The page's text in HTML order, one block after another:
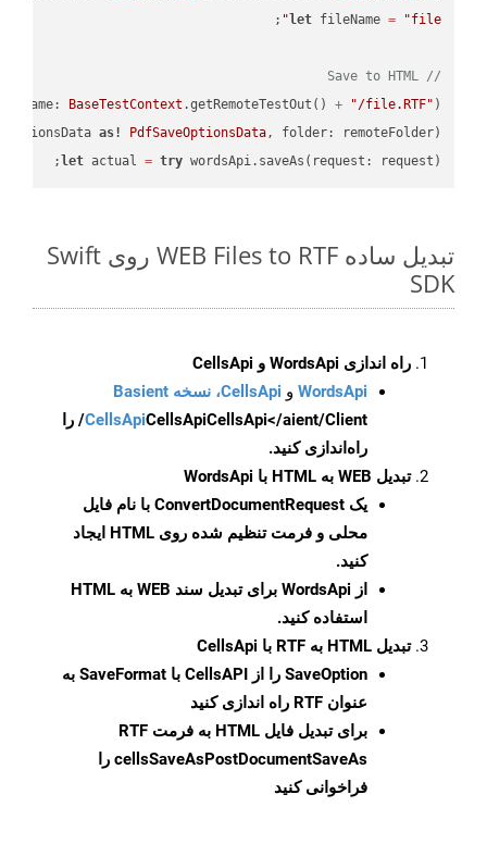
let fileName = "file"
// Save to HTML
BaseTestContext .getRemoteTestOut() + "/file.RTF" );
as! PdfSaveOptionsData, folder: remoteFolder);
let actual = try wordsApi.saveAs(request: request);
تبدیل ساده WEB Files to RTF روی Swift
SDK
راه اندازی WordsApi و CellsApi
WordsApi و CellsApi، نسخه Basient
CellsApiCellsApi
CellsApi</aient/Client/ را
راه‌اندازی کنید.
تبدیل WEB به HTML با WordsApi
یک ConvertDocumentRequest با نام فایل
محلی و فرمت تنظیم شده روی HTML ایجاد
کنید.
از WordsApi برای تبدیل سند WEB به HTML
استفاده کنید.
تبدیل HTML به RTF با CellsApi
SaveOption
را از CellsAPI با SaveFormat به
عنوان RTF راه اندازی کنید
برای تبدیل فایل HTML به فرمت
RTF
cellsSaveAsPostDocumentSaveAs را
فراخوانی کنید